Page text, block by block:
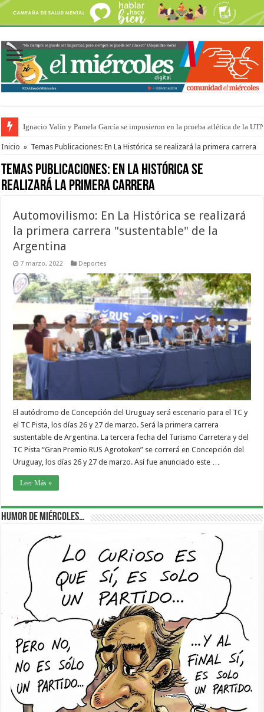
Ignacio Valín y Pamela García se impusieron en la prueba atlética de la
Traigo el litoral en mi canción: 100 años de Aníbal Sampayo
Inicio » Temas Publicaciones: En La Histórica se realizará la primera carrera
Temas Publicaciones: En La Histórica se
realizará la primera carrera
Automovilismo: En La Histórica se realizará
la primera carrera "sustentable" de la
Argentina
7 marzo, 2022 Deportes
El autódromo de Concepción del Uruguay será escenario para el TC y
el TC Pista, los días 26 y 27 de marzo. Será la primera carrera
sustentable de Argentina. La tercera fecha del Turismo Carretera y del
TC Pista “Gran Premio RUS Agrotoken” se correrá en Concepción del
Uruguay, los días 26 y 27 de marzo. Así fue anunciado este …
Leer Más »
Humor de Miércoles…